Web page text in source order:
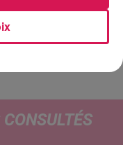
Self Aware